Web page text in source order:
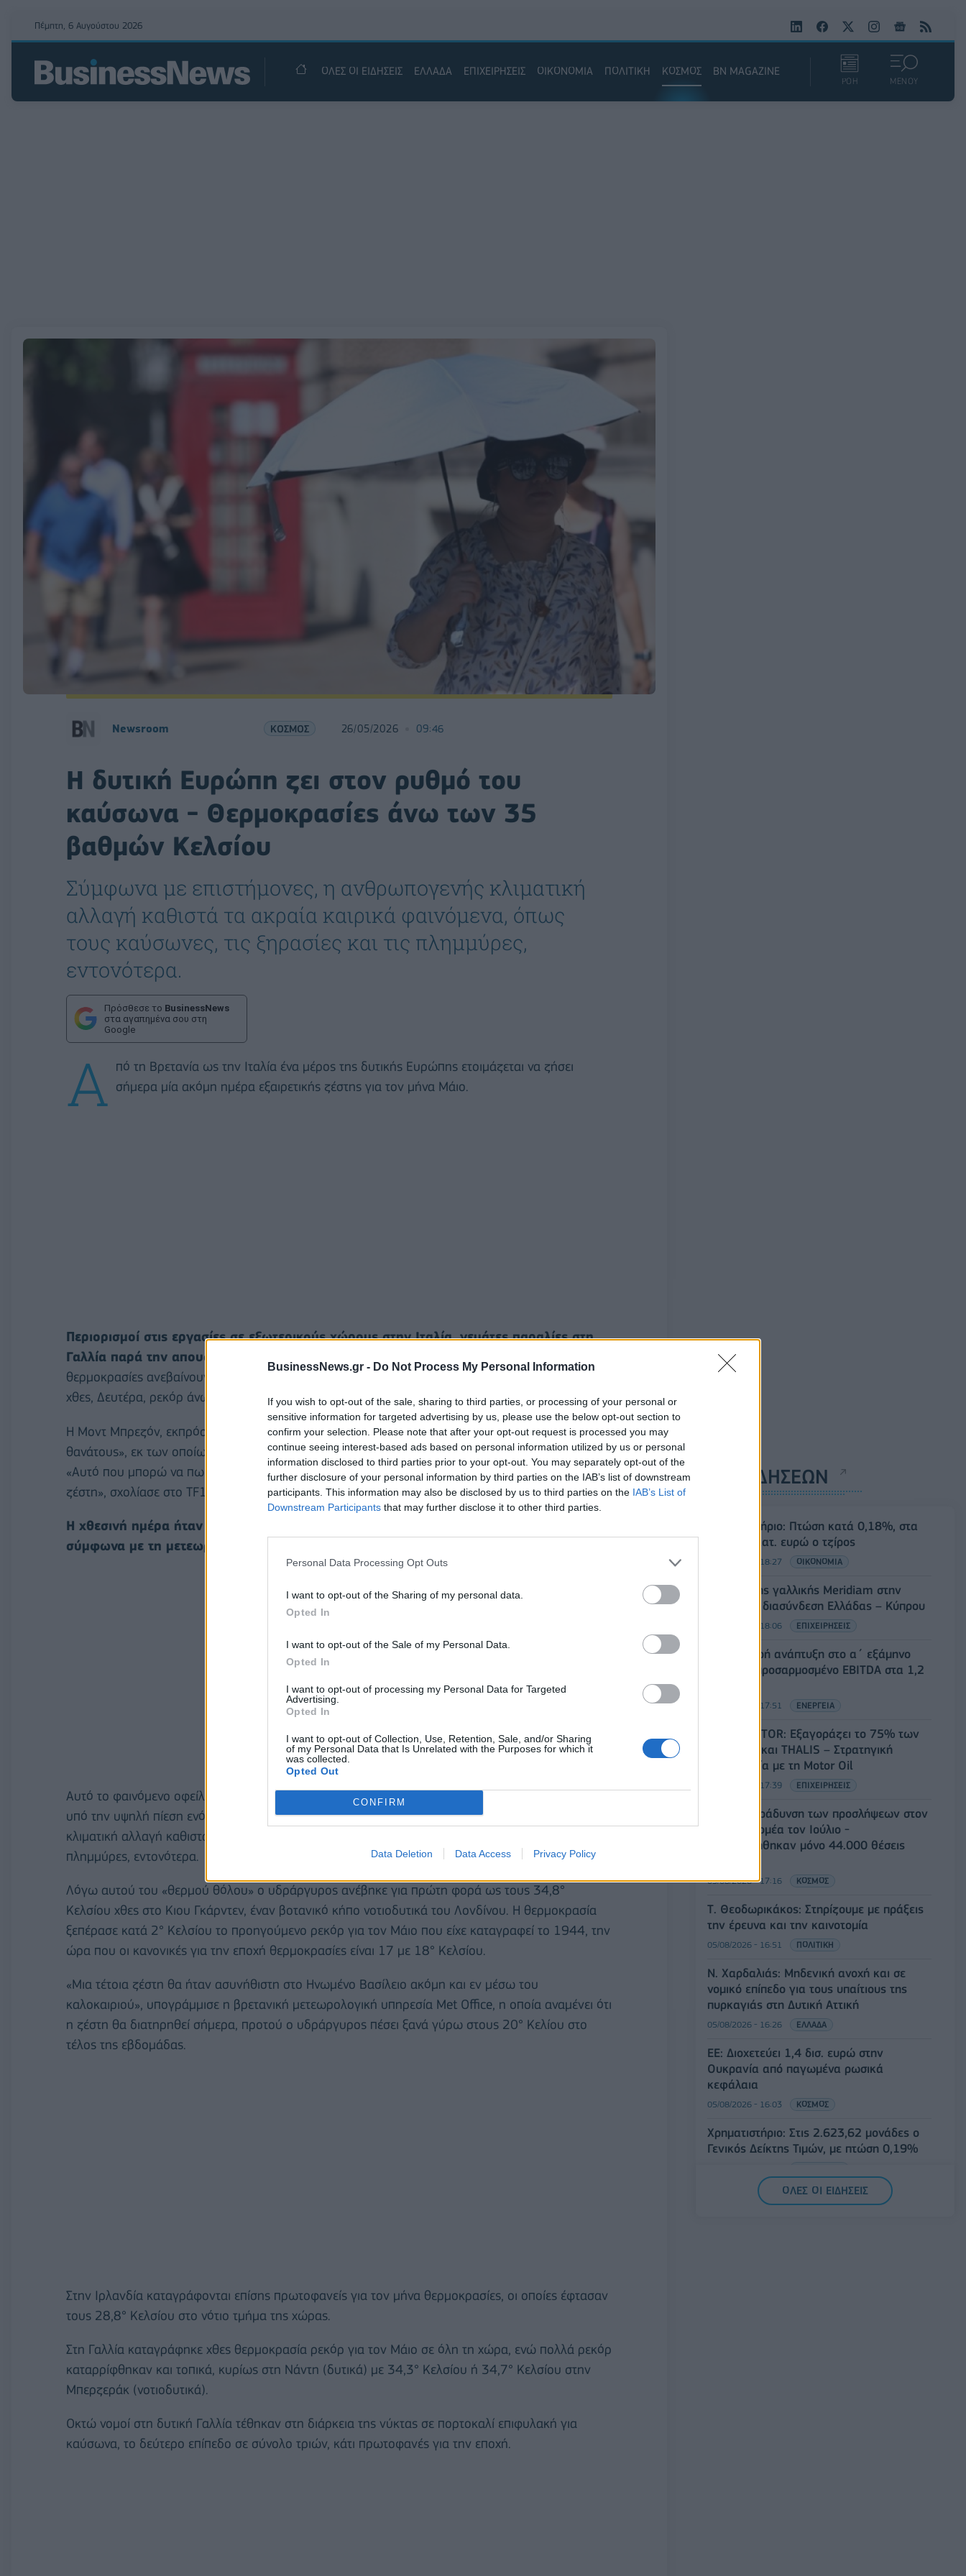
BusinessNews.gr - Do Not Process My Personal Information
If you wish to opt-out of the sale, sharing to third parties, or processing of your personal or
sensitive information for targeted advertising by us, please use the below opt-out section to
confirm your selection. Please note that after your opt-out request is processed you may
continue seeing interest-based ads based on personal information utilized by us or personal
information disclosed to third parties prior to your opt-out. You may separately opt-out of the
further disclosure of your personal information by third parties on the IAB’s list of downstream
participants. This information may also be disclosed by us to third parties on the IAB’s List of
Downstream Participants that may further disclose it to other third parties.
Personal Data Processing Opt Outs
I want to opt-out of the Sharing of my personal data.
Opted In
I want to opt-out of the Sale of my Personal Data.
Opted In
I want to opt-out of processing my Personal Data for Targeted
Advertising.
Opted In
I want to opt-out of Collection, Use, Retention, Sale, and/or Sharing
of my Personal Data that Is Unrelated with the Purposes for which it
was collected.
Opted Out
CONFIRM
Data Deletion Data Access Privacy Policy
Πέμπτη, 6 Αυγούστου 2026
ΟΛΕΣ ΟΙ ΕΙΔΗΣΕΙΣ ΕΛΛΑΔΑ ΕΠΙΧΕΙΡΗΣΕΙΣ ΟΙΚΟΝΟΜΙΑ ΠΟΛΙΤΙΚΗ ΚΟΣΜΟΣ BN MAGAZINE
ΡΟΗ ΜΕΝΟΥ
Newsroom ΚΟΣΜΟΣ 26/05/2026 09:46
Η δυτική Ευρώπη ζει στον ρυθμό του
καύσωνα - Θερμοκρασίες άνω των 35
βαθμών Κελσίου
Σύμφωνα με επιστήμονες, η ανθρωπογενής κλιματική
αλλαγή καθιστά τα ακραία καιρικά φαινόμενα, όπως
τους καύσωνες, τις ξηρασίες και τις πλημμύρες,
εντονότερα.
Πρόσθεσε το BusinessNews
στα αγαπημένα σου στη
Google
Α πό τη Βρετανία ως την Ιταλία ένα μέρος της δυτικής Ευρώπης ετοιμάζεται να ζήσει
σήμερα μία ακόμη ημέρα εξαιρετικής ζέστης για τον μήνα Μάιο.
Περιορισμοί στις εργασίες σε εξωτερικούς χώρους στην Ιταλία, γεμάτες παραλίες στη
Γαλλία παρά την απουσία ναυαγοσωστών, πρώιμες συγκομιδές για τους αγρότες
θερμοκρασίες ανεβαίνουν εδώ και αρκετές ημέρες, με αποτέλεσμα να καταγράφονται ήδη από
χθες, Δευτέρα, ρεκόρ άνω των 30°C στη Βρετανία και τη Γαλλία.
Η Μοντ Μπρεζόν, εκπρόσωπος της γαλλικής κυβέρνησης, έκανε λόγο σήμερα για «επτά
θανάτους», εκ των οποίων «τουλάχιστον πέντε πνιγμοί» που συνδέονται με το κύμα καύσωνα.
«Αυτό που μπορώ να πω σήμερα είναι ότι υπάρχουν επτά θάνατοι που συνδέονται άμεσα με τη
ζέστη», σχολίασε στο TF1.
Η χθεσινή ημέρα ήταν η πιο ζεστή που έχει καταγραφεί ποτέ τον Μάιο στη Γαλλία,
σύμφωνα με τη μετεωρολογική υπηρεσία της χώρας Météo-France.
Αυτό το φαινόμενο οφείλεται στη ροή θερμού αέρα από τη Βόρεια Αφρική, ο οποίος παγιδεύεται
υπό την υψηλή πίεση ενός ισχυρού αντικυκλώνα. Σύμφωνα με επιστήμονες, η ανθρωπογενής
κλιματική αλλαγή καθιστά τα ακραία καιρικά φαινόμενα, όπως τους καύσωνες, τις ξηρασίες και τις
πλημμύρες, εντονότερα.
Λόγω αυτού του «θερμού θόλου» ο υδράργυρος ανέβηκε για πρώτη φορά ως τους 34,8°
Κελσίου χθες στο Κιου Γκάρντεν, έναν βοτανικό κήπο νοτιοδυτικά του Λονδίνου. Η θερμοκρασία
ξεπέρασε κατά 2° Κελσίου το προηγούμενο ρεκόρ για τον Μάιο που είχε καταγραφεί το 1944, την
ώρα που οι κανονικές για την εποχή θερμοκρασίες είναι 17 με 18° Κελσίου.
«Μια τέτοια ζέστη θα ήταν ασυνήθιστη στο Ηνωμένο Βασίλειο ακόμη και εν μέσω του
καλοκαιριού», υπογράμμισε η βρετανική μετεωρολογική υπηρεσία Met Office, η οποία αναμένει ότι
η ζέστη θα διατηρηθεί σήμερα, προτού ο υδράργυρος πέσει ξανά γύρω στους 20° Κελίου στο
τέλος της εβδομάδας.
Στην Ιρλανδία καταγράφονται επίσης πρωτοφανείς για τον μήνα θερμοκρασίες, οι οποίες έφτασαν
τους 28,8° Κελσίου στο νότιο τμήμα της χώρας.
Στη Γαλλία καταγράφηκε χθες θερμοκρασία ρεκόρ για τον Μάιο σε όλη τη χώρα, ενώ πολλά ρεκόρ
καταρρίφθηκαν και τοπικά, κυρίως στη Νάντη (δυτικά) με 34,3° Κελσίου ή 34,7° Κελσίου στην
Μπερζεράκ (νοτιοδυτικά).
Οκτώ νομοί στη δυτική Γαλλία τέθηκαν στη διάρκεια της νύκτας σε πορτοκαλί επιφυλακή για
καύσωνα, το δεύτερο επίπεδο σε σύνολο τριών, κάτι πρωτοφανές για την εποχή.
ΡΟΗ ΕΙΔΗΣΕΩΝ
Χρηματιστήριο: Πτώση κατά 0,18%, στα
315,71 εκατ. ευρώ ο τζίρος
05/08/2026 - 18:27 ΟΙΚΟΝΟΜΙΑ
Είσοδος της γαλλικής Meridiam στην
ηλεκτρική διασύνδεση Ελλάδας – Κύπρου
05/08/2026 - 18:06 ΕΠΙΧΕΙΡΗΣΕΙΣ
ΔΕΗ: Ισχυρή ανάπτυξη στο α΄ εξάμηνο
2026 με προσαρμοσμένο EBITDA στα 1,2
05/08/2026 - 17:51 ΕΝΕΡΓΕΙΑ
Όμιλος AKTOR: Εξαγοράζει το 75% των
ΗΛΕΚΤΩΡ και THALIS – Στρατηγική
συνεργασία με τη Motor Oil
05/08/2026 - 17:39 ΕΠΙΧΕΙΡΗΣΕΙΣ
ΗΠΑ: Επιβράδυνση των προσλήψεων στον
ιδιωτικό τομέα τον Ιούλιο -
Δημιουργήθηκαν μόνο 44.000 θέσεις
05/08/2026 - 17:16 ΚΟΣΜΟΣ
Τ. Θεοδωρικάκος: Στηρίζουμε με πράξεις
την έρευνα και την καινοτομία
05/08/2026 - 16:51 ΠΟΛΙΤΙΚΗ
Ν. Χαρδαλιάς: Μηδενική ανοχή και σε
νομικό επίπεδο για τους υπαίτιους της
πυρκαγιάς στη Δυτική Αττική
05/08/2026 - 16:26 ΕΛΛΑΔΑ
ΕΕ: Διοχετεύει 1,4 δισ. ευρώ στην
Ουκρανία από παγωμένα ρωσικά
κεφάλαια
05/08/2026 - 16:03 ΚΟΣΜΟΣ
Χρηματιστήριο: Στις 2.623,62 μονάδες ο
Γενικός Δείκτης Τιμών, με πτώση 0,19%
Συνάλλαγμα: Το ευρώ ενισχύεται κατά
ΟΛΕΣ ΟΙ ΕΙΔΗΣΕΙΣ